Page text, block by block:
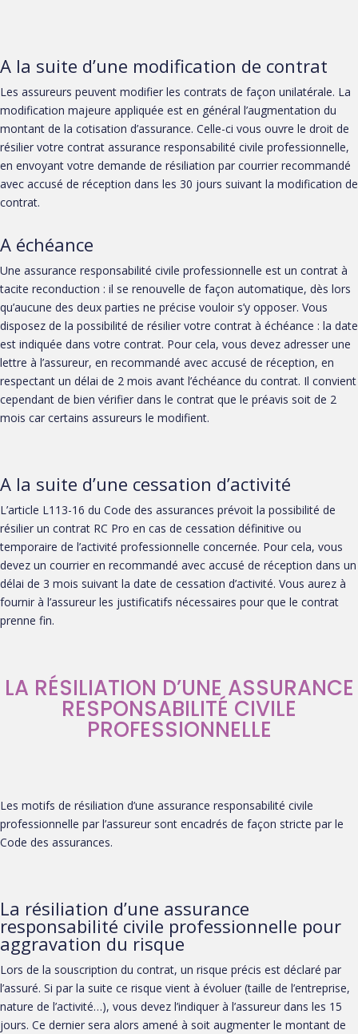
A la suite d’une modification de contrat
Les assureurs peuvent modifier les contrats de façon unilatérale. La
modification majeure appliquée est en général l’augmentation du
montant de la cotisation d’assurance. Celle-ci vous ouvre le droit de
résilier votre contrat assurance responsabilité civile professionnelle,
en envoyant votre demande de résiliation par courrier recommandé
avec accusé de réception dans les 30 jours suivant la modification de
contrat.
A échéance
Une assurance responsabilité civile professionnelle est un contrat à
tacite reconduction : il se renouvelle de façon automatique, dès lors
qu’aucune des deux parties ne précise vouloir s’y opposer. Vous
disposez de la possibilité de résilier votre contrat à échéance : la date
est indiquée dans votre contrat. Pour cela, vous devez adresser une
lettre à l’assureur, en recommandé avec accusé de réception, en
respectant un délai de 2 mois avant l’échéance du contrat. Il convient
cependant de bien vérifier dans le contrat que le préavis soit de 2
mois car certains assureurs le modifient.
A la suite d’une cessation d’activité
L’article L113-16 du Code des assurances prévoit la possibilité de
résilier un contrat RC Pro en cas de cessation définitive ou
temporaire de l’activité professionnelle concernée. Pour cela, vous
devez un courrier en recommandé avec accusé de réception dans un
délai de 3 mois suivant la date de cessation d’activité. Vous aurez à
fournir à l’assureur les justificatifs nécessaires pour que le contrat
prenne fin.
LA RÉSILIATION D’UNE ASSURANCE
RESPONSABILITÉ CIVILE
PROFESSIONNELLE
Les motifs de résiliation d’une assurance responsabilité civile
professionnelle par l’assureur sont encadrés de façon stricte par le
Code des assurances.
La résiliation d’une assurance
responsabilité civile professionnelle pour
aggravation du risque
Lors de la souscription du contrat, un risque précis est déclaré par
l’assuré. Si par la suite ce risque vient à évoluer (taille de l’entreprise,
nature de l’activité…), vous devez l’indiquer à l’assureur dans les 15
jours. Ce dernier sera alors amené à soit augmenter le montant de